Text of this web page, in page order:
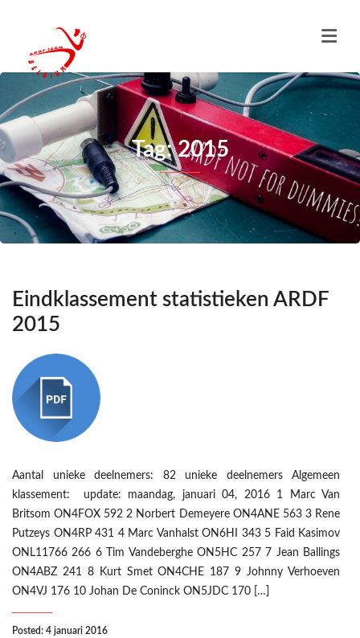
Tag: 2015
Eindklassement statistieken ARDF
2015
Aantal unieke deelnemers: 82 unieke deelnemers Algemeen
klassement: update: maandag, januari 04, 2016 1 Marc Van
Britsom ON4FOX 592 2 Norbert Demeyere ON4ANE 563 3 Rene
Putzeys ON4RP 431 4 Marc Vanhalst ON6HI 343 5 Faid Kasimov
ONL11766 266 6 Tim Vandeberghe ON5HC 257 7 Jean Ballings
ON4ABZ 241 8 Kurt Smet ON4CHE 187 9 Johnny Verhoeven
ON4VJ 176 10 Johan De Coninck ON5JDC 170 […]
Posted: 4 januari 2016